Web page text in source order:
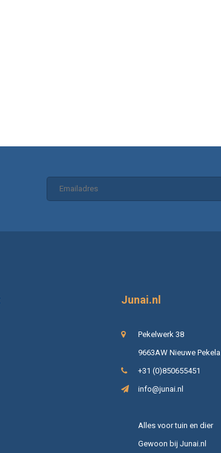
Junai.nl
Pekelwerk 38
9663AW Nieuwe Pekela
+31 (0)850655451
info@junai.nl
Alles voor tuin en dier
Gewoon bij Junai.nl